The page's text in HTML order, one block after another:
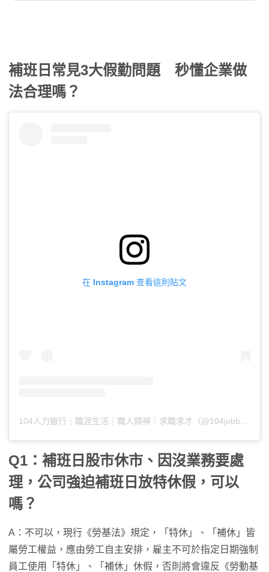
補班日常見3大假勤問題 秒懂企業做
法合理嗎？
在 Instagram 查看這則貼文
Q1：補班日股市休市、因沒業務要處
理，公司強迫補班日放特休假，可以
嗎？
A：不可以，現行《勞基法》規定，「特休」、「補休」皆
屬勞工權益，應由勞工自主安排，雇主不可於指定日期強制
員工使用「特休」、「補休」休假，否則將會違反《勞動基